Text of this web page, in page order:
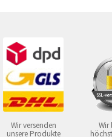
Wir versenden
unsere Produkte
Wir